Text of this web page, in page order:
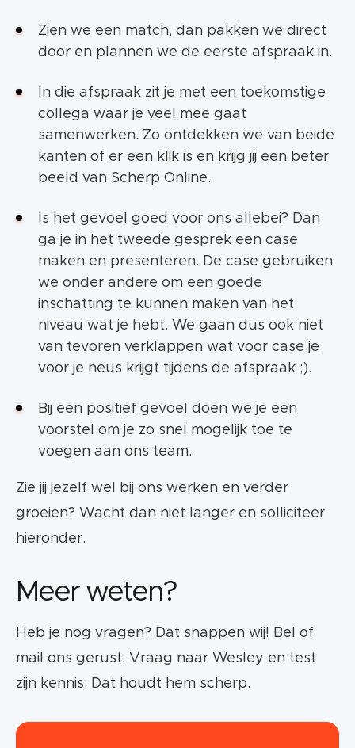
Zien we een match, dan pakken we direct
door en plannen we de eerste afspraak in.
In die afspraak zit je met een toekomstige
collega waar je veel mee gaat
samenwerken. Zo ontdekken we van beide
kanten of er een klik is en krijg jij een beter
beeld van Scherp Online.
Is het gevoel goed voor ons allebei? Dan
ga je in het tweede gesprek een case
maken en presenteren. De case gebruiken
we onder andere om een goede
inschatting te kunnen maken van het
niveau wat je hebt. We gaan dus ook niet
van tevoren verklappen wat voor case je
voor je neus krijgt tijdens de afspraak ;).
Bij een positief gevoel doen we je een
voorstel om je zo snel mogelijk toe te
voegen aan ons team.
Zie jij jezelf wel bij ons werken en verder
groeien? Wacht dan niet langer en solliciteer
hieronder.
Meer weten?
Heb je nog vragen? Dat snappen wij! Bel of
mail ons gerust. Vraag naar Wesley en test
zijn kennis. Dat houdt hem scherp.